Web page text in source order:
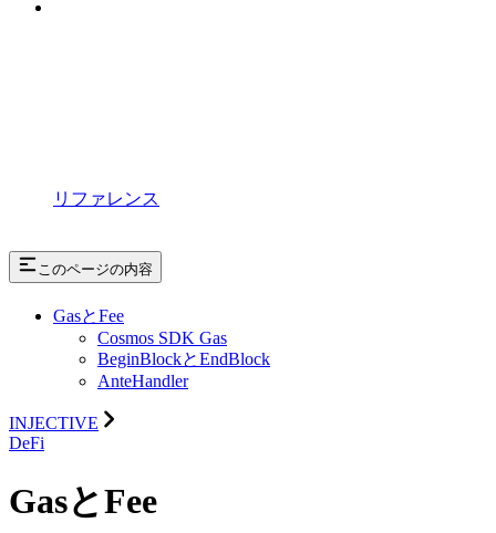
リファレンス
このページの内容
GasとFee
Cosmos SDK Gas
BeginBlockとEndBlock
AnteHandler
INJECTIVE
DeFi
GasとFee